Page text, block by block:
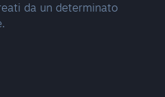
da un determinato